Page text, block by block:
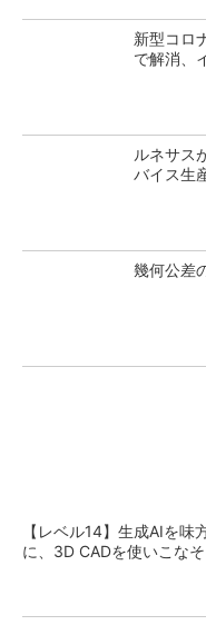
新型コロ
で解消、
ルネサス
バイス生
幾何公差
【レベル14】生成AIを味
に、3D CADを使いこなそ